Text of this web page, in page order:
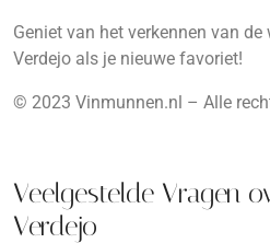
Geniet van het verkennen van
Verdejo als je nieuwe favoriet!
© 2023 Vinmunnen.nl – Alle
Veelgestelde Vragen
Verdejo